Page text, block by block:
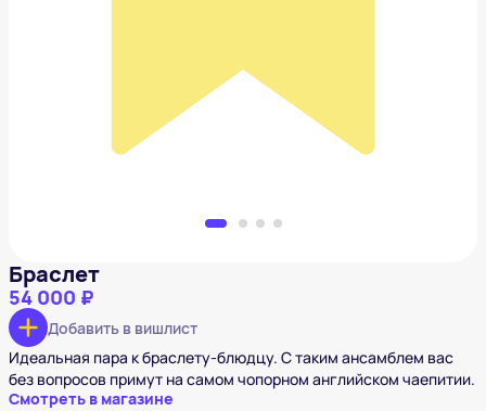
Добавить в вишлист
Браслет
54 000 ₽
Добавить в вишлист
Идеальная пара к браслету-блюдцу. С таким ансамблем вас
без вопросов примут на самом чопорном английском чаепитии.
Смотреть в магазине